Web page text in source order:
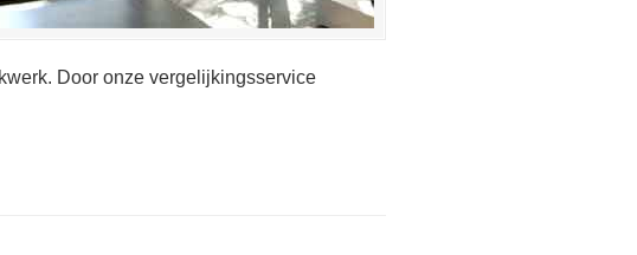
Door onze vergelijkingsservice